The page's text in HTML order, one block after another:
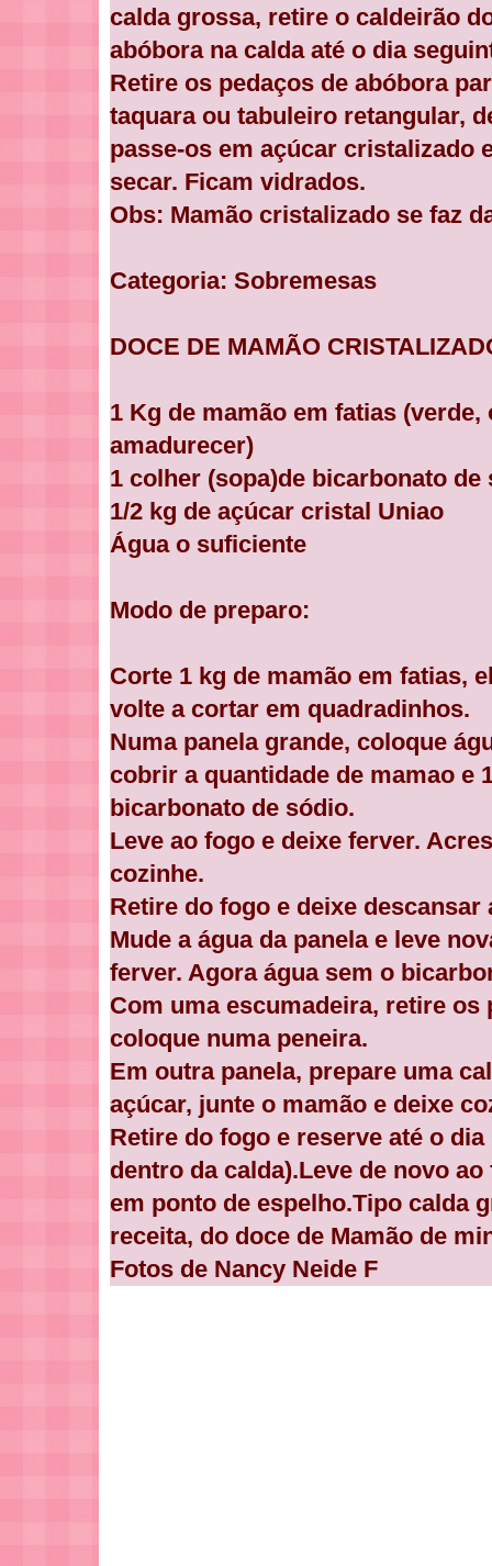
calda grossa, retire o caldeirão
abóbora na calda até o dia
Retire os pedaços de abóbora
taquara ou tabuleiro retangular,
passe-os em açúcar cristalizado
secar. Ficam vidrados.
Obs: Mamão cristalizado se faz
Categoria: Sobremesas
DOCE DE MAMÃO
1 Kg de mamão em fatias (verde,
amadurecer)
1 colher (sopa)de bicarbonato de
1/2 kg de açúcar cristal Uniao
Água o suficiente
Modo de preparo:
Corte 1 kg de mamão em fatias,
volte a cortar em quadradinhos.
Numa panela grande, coloque
cobrir a quantidade de mamao e
bicarbonato de sódio.
Leve ao fogo e deixe ferver.
cozinhe.
Retire do fogo e deixe descansar
Mude a água da panela e leve
ferver. Agora água sem o
Com uma escumadeira, retire os
coloque numa peneira.
Em outra panela, prepare uma
açúcar, junte o mamão e deixe
Retire do fogo e reserve até o
dentro da calda).Leve de novo
em ponto de espelho.Tipo calda
receita, do doce de Mamão de
Fotos de Nancy Neide F